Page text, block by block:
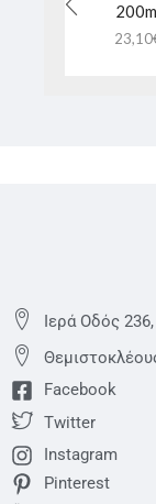
23,10
Ιερά Οδός
Facebook
Twitter
Instagram
Pinterest